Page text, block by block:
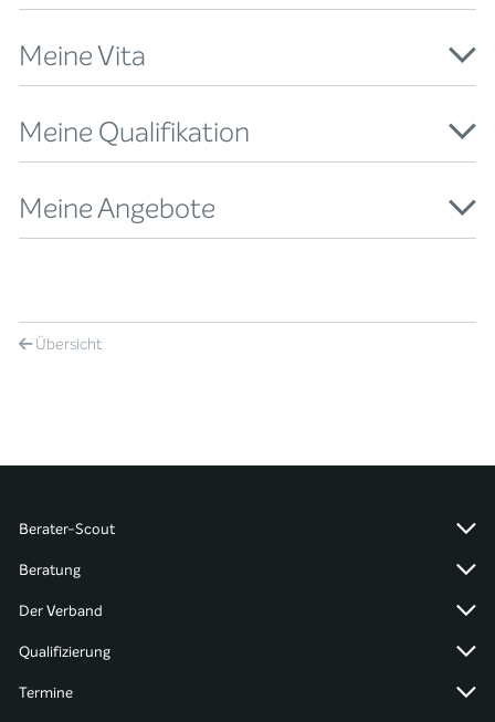
Meine Vita
Meine Qualifikation
Meine Angebote
Übersicht
Berater-Scout
Beratung
Der Verband
Qualifizierung
Termine